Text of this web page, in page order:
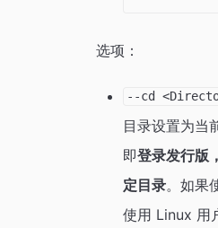
选项：
--cd
目录设置为当
即登录发行版
定目录。如果
使用 Linux 用